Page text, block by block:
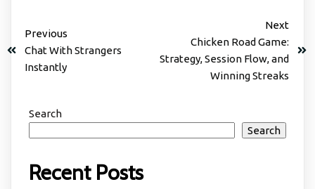
Previous
Chat With Strangers
Instantly
Next
Chicken Road Game:
Strategy, Session Flow, and
Winning Streaks
Search
Search
Recent Posts